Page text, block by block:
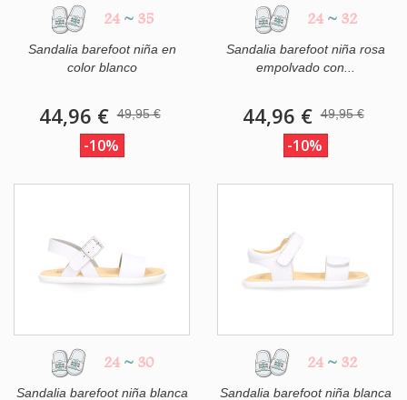
24 ~ 35
Sandalia barefoot niña en
color blanco
44,96 € 49,95 €
-10%
24 ~ 32
Sandalia barefoot niña rosa
empolvado con...
44,96 € 49,95 €
-10%
24 ~ 30
Sandalia barefoot niña blanca
24 ~ 32
Sandalia barefoot niña blanca